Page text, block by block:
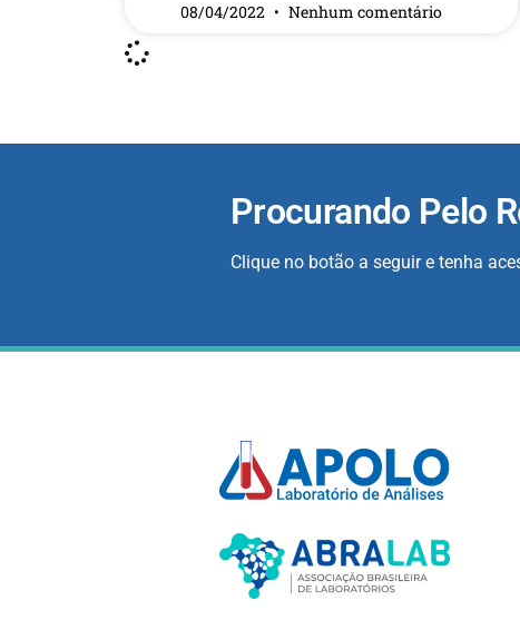
08/04/2022 Nenhum comentário
Procurando Pelo
Clique no botão a seguir e tenha